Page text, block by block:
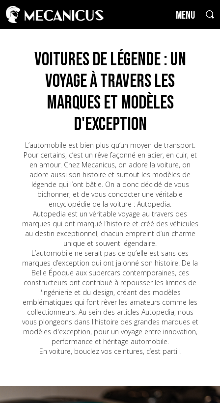
MENU
Voitures de Légende : un
voyage à travers les
marques et modèles
d'exception
L’automobile est bien plus qu’un moyen de transport.
Pour certains, c’est un rêve façonné en acier, en cuir, et
en amour. Chez Mecanicus, on adore la voiture, on
adore aussi son histoire et surtout les modèles de
légende qui l’ont bâtie. On a donc décidé de vous
bichonner, et de vous concocter une véritable
encyclopédie de la voiture : Autopedia.
Autopedia est un véritable voyage au travers des
marques qui ont marqué l’histoire et créé des véhicules
au destin exceptionnel, chacun empreint d’un charme
unique et souvent légendaire.
L’automobile ne serait pas ce qu’elle est sans ces
marques d’exception qui ont jalonné son histoire. De la
Belle Époque aux supercars contemporaines, ces
constructeurs ont contribué à repousser les limites de
l'ingénierie et du design, créant des modèles
emblématiques qui font rêver les amateurs comme les
collectionneurs. Au sein des articles Autopedia, nous
vous plongeons dans l'histoire des grandes marques et
modèles d'exception, pour un voyage entre innovation,
performance et héritage automobile.
En voiture, bouclez vos ceintures, c’est parti !